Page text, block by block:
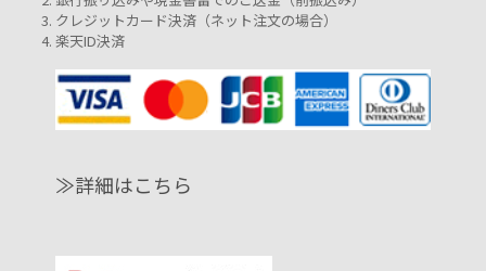
クレジットカード決済（ネット注文の場合）
楽天ID決済
≫詳細はこちら